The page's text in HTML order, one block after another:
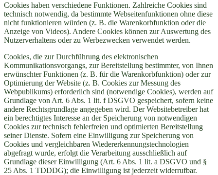
Cookies haben verschiedene Funktionen. Zahlreiche Cookies sind
technisch notwendig, da bestimmte Webseitenfunktionen ohne diese
nicht funktionieren würden (z. B. die Warenkorbfunktion oder die
Anzeige von Videos). Andere Cookies können zur Auswertung des
Nutzerverhaltens oder zu Werbezwecken verwendet werden.
Cookies, die zur Durchführung des elektronischen
Kommunikationsvorgangs, zur Bereitstellung bestimmter, von Ihnen
erwünschter Funktionen (z. B. für die Warenkorbfunktion) oder zur
Optimierung der Website (z. B. Cookies zur Messung des
Webpublikums) erforderlich sind (notwendige Cookies), werden auf
Grundlage von Art. 6 Abs. 1 lit. f DSGVO gespeichert, sofern keine
andere Rechtsgrundlage angegeben wird. Der Websitebetreiber hat
ein berechtigtes Interesse an der Speicherung von notwendigen
Cookies zur technisch fehlerfreien und optimierten Bereitstellung
seiner Dienste. Sofern eine Einwilligung zur Speicherung von
Cookies und vergleichbaren Wiedererkennungstechnologien
abgefragt wurde, erfolgt die Verarbeitung ausschließlich auf
Grundlage dieser Einwilligung (Art. 6 Abs. 1 lit. a DSGVO und §
25 Abs. 1 TDDDG); die Einwilligung ist jederzeit widerrufbar.